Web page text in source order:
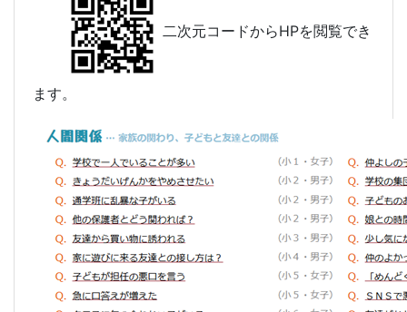
二次元コードからHPを閲覧でき
ます。